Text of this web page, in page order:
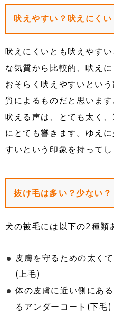
吠えやすい？吠えにくい
吠えにくいとも吠えやす
な気質から比較的、吠えに
おそらく吠えやすいとい
質によるものだと思います
吠える声は、とても太く
にとても響きます。ゆえ
すいという印象を持ってし
抜け毛は多い？少ない？
犬の被毛には以下の2種類
皮膚を守るための太く
(上毛)
体の皮膚に近い側にあ
るアンダーコート(下毛)